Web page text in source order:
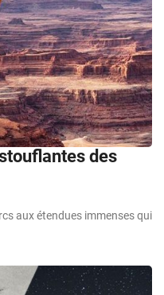
des
aux étendues immenses qui